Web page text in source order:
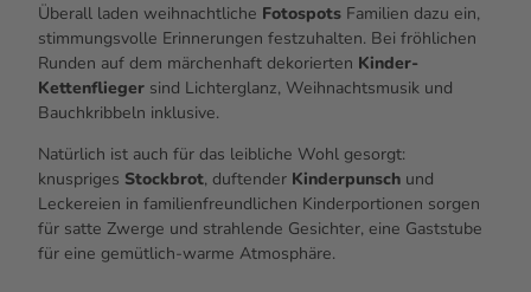
Überall laden weihnachtliche Fotospots Familien dazu ein,
stimmungsvolle Erinnerungen festzuhalten. Bei fröhlichen
Runden auf dem märchenhaft dekorierten Kinder-
Kettenflieger sind Lichterglanz, Weihnachtsmusik und
Bauchkribbeln inklusive.
Natürlich ist auch für das leibliche Wohl gesorgt:
knuspriges Stockbrot, duftender Kinderpunsch und
Leckereien in familienfreundlichen Kinderportionen sorgen
für satte Zwerge und strahlende Gesichter, eine Gaststube
für eine gemütlich-warme Atmosphäre.